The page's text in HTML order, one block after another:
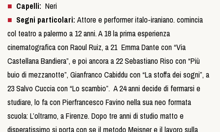
Capelli: Neri
Segni particolari: Attore e performer italo-iraniano. comincia
col teatro a palermo a 12 anni. A 18 la prima esperienza
cinematografica con Raoul Ruiz, a 21 Emma Dante con “Via
Castellana Bandiera”, e poi ancora a 22 Sebastiano Riso con “Più
buio di mezzanotte”, Gianfranco Cabiddu con “La stoffa dei sogni”, a
23 Salvo Cuccia con “Lo scambio”. A 24 anni decide di fermarsi e
studiare, lo fa con Pierfrancesco Favino nella sua neo formata
scuola: L’oltrarno, a Firenze. Dopo tre anni di studio matto e
disperatissimo si porta con se il metodo Meisner e il lavoro sulla